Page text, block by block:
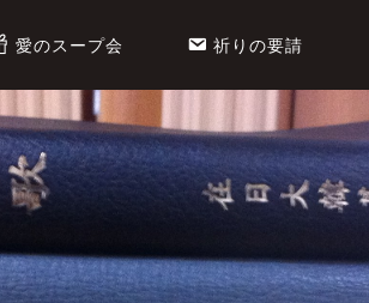
愛のスープ会 祈りの要請